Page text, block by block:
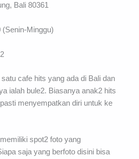
Bali 80361
(Senin-Minggu)
cafe hits yang ada di Bali dan
ialah bule2. Biasanya anak2 hits
menyempatkan diri untuk ke
spot2 foto yang
saja yang berfoto disini bisa